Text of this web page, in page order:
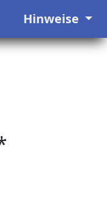
Hinweise